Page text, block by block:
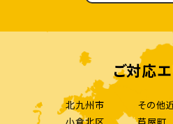
ご対応
北九州市
その他